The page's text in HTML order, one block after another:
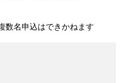
数名申込はできかねます